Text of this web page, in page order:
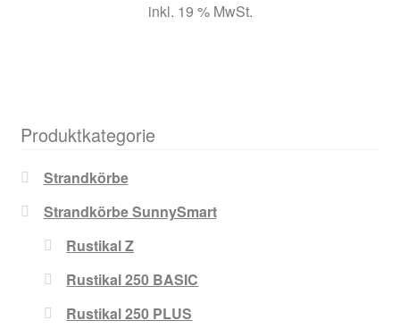
inkl. 19 % MwSt.
Produktkategorie
Strandkörbe
Strandkörbe SunnySmart
Rustikal Z
Rustikal 250 BASIC
Rustikal 250 PLUS